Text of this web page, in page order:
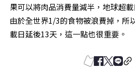
果可以將肉品消費量減半，地球超
由於全世界1/3的食物被浪費掉，所
載日延後13天，這一點也很重要。